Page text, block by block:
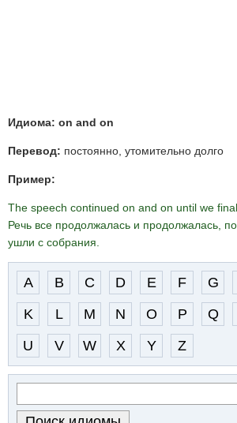
Идиома: on and on
Перевод: постоянно, утомительно долго
Пример:
The speech continued on and on until we
Речь все продолжалась и продолжалась,
ушли с собрания.
A B C D E F G
K
L M N O P Q
U
V W X Y Z